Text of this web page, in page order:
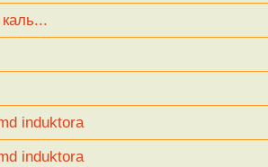
induktora
induktora